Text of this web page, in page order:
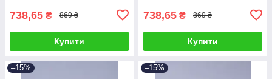
738,65 ₴ 869 ₴
Купити
738,65 ₴ 869 ₴
Купити
–15% –15%